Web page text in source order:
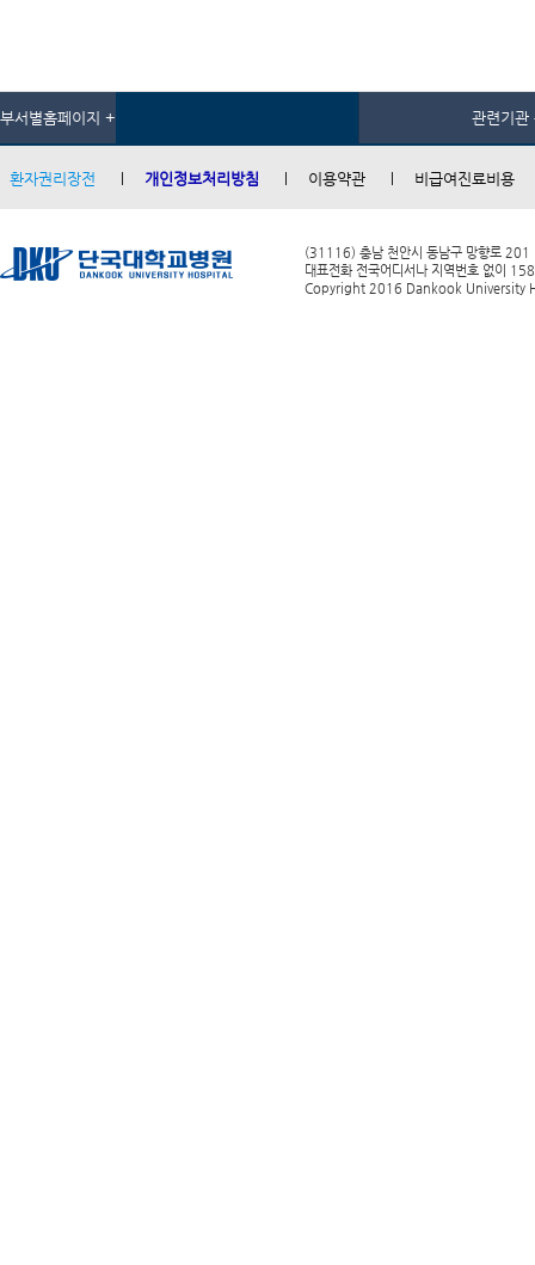
부서별홈페이지 + 관련기관
환자권리장전 개인정보처리방침 이용약관 비급여진료비용
(31116) 충남 천안시 동남구 망향로 201
대표전화 전국어디서나 지역번호 없이
Copyright 2016 Dankook University